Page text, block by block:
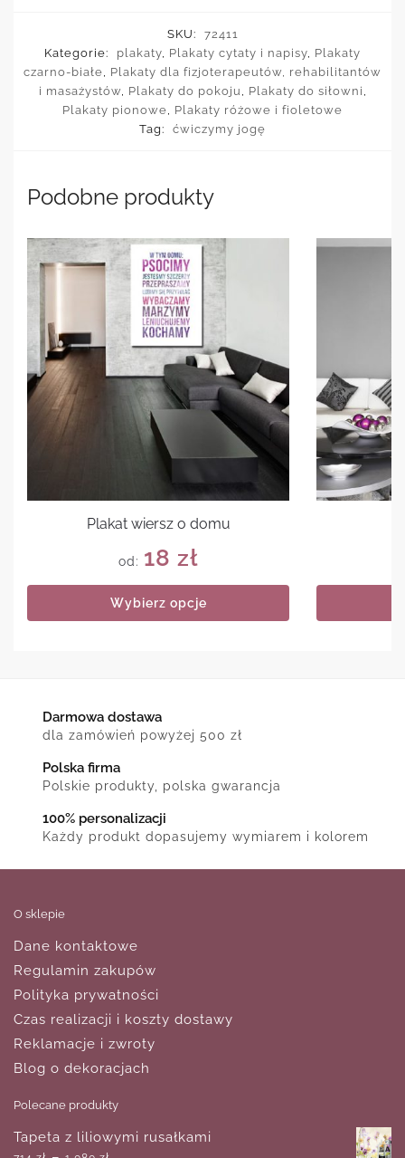
SKU:
72411
Kategorie:
plakaty Plakaty cytaty i napisy Plakaty
czarno-białe
Plakaty dla fizjoterapeutów, rehabilitantów
i masażystów, Plakaty do pokoju Plakaty do siłowni
Plakaty pionowe
Plakaty różowe i fioletowe
Tag:
ćwiczymy jogę
Podobne produkty
Plakat wiersz o domu
od: 18 zł
Wybierz opcje
Darmowa dostawa
dla zamówień powyżej 500 zł
Polska firma
Polskie produkty, polska gwarancja
100% personalizacji
Każdy produkt dopasujemy wymiarem i kolorem
O sklepie
Dane kontaktowe
Regulamin zakupów
Polityka prywatności
Czas realizacji i koszty dostawy
Reklamacje i zwroty
Blog o dekoracjach
Polecane produkty
Tapeta z liliowymi rusałkami